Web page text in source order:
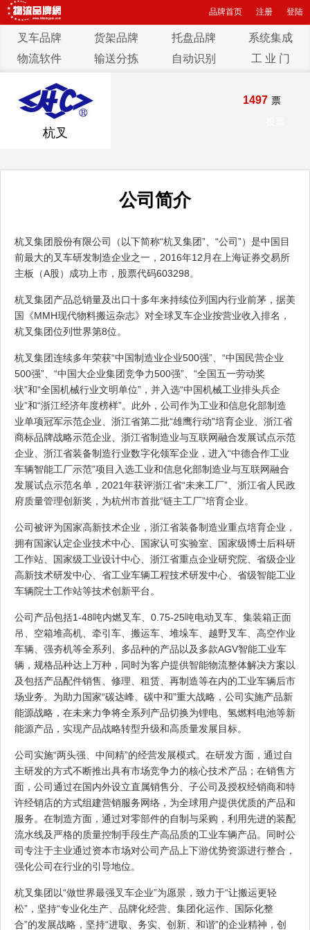
品牌首页 注册 登陆
叉车品牌 货架品牌 托盘品牌
系统集成
物流软件
输送分拣 自动识别 工 业 门
杭叉
1497 票
公司简介
杭叉集团股份有限公司（以下简称“杭叉集团”、“公司”）是中国目
前最大的叉车研发制造企业之一，2016年12月在上海证券交易所
主板（A股）成功上市，股票代码603298。
杭叉集团产品总销量及出口十多年来持续位列国内行业前茅，据美
国《MMH现代物料搬运杂志》对全球叉车企业按营业收入排名，
杭叉集团位列世界第8位。
杭叉集团连续多年荣获“中国制造业企业500强”、“中国民营企业
500强”、“中国大企业集团竞争力500强”、“全国五一劳动奖
状”和“全国机械行业文明单位”，并入选“中国机械工业排头兵企
业”和“浙江经济年度榜样”。此外，公司作为工业和信息化部制造
业单项冠军示范企业、浙江省第二批“雄鹰行动”培育企业、浙江省
商标品牌战略示范企业、浙江省制造业与互联网融合发展试点示范
企业、浙江省装备制造行业数字化领军企业，进入“中德合作工业
车辆智能工厂示范”项目入选工业和信息化部制造业与互联网融合
发展试点示范名单，2021年获评浙江省“未来工厂”、浙江省人民政
府质量管理创新奖，为杭州市首批“链主工厂”培育企业。
公司被评为国家高新技术企业，浙江省装备制造业重点培育企业，
拥有国家认定企业技术中心、国家认可实验室、国家级博士后科研
工作站、国家级工业设计中心、浙江省重点企业研究院、省级企业
高新技术研发中心、省工业车辆工程技术研发中心、省级智能工业
车辆院士工作站等技术创新平台。
公司产品包括1-48吨内燃叉车、0.75-25吨电动叉车、集装箱正面
吊、空箱堆高机、牵引车、搬运车、堆垛车、越野叉车、高空作业
车辆、强夯机等全系列、多品种的产品以及多款AGV智能工业车
辆，规格品种达上万种，同时为客户提供智能物流整体解决方案以
及包括产品配件销售、修理、租赁、再制造等在内的工业车辆后市
场业务。为助力国家“碳达峰、碳中和”重大战略，公司实施产品新
能源战略，在未来力争将全系列产品切换为锂电、氢燃料电池等新
能源产品，实现产品战略转型升级和高质量发展目标。
公司实施“两头强、中间精”的经营发展模式。在研发方面，通过自
主研发的方式不断推出具有市场竞争力的核心技术产品；在销售方
面，公司通过在国内外设立直属销售分、子公司及授权经销商和特
许经销店的方式组建营销服务网络，为全球用户提供优质的产品和
服务。在制造方面，通过对零部件的自制与采购，利用先进的装配
流水线及严格的质量控制手段生产高品质的工业车辆产品。同时公
司专注于主业通过资本市场对公司产品上下游优势资源进行整合，
强化公司在行业的引导地位。
杭叉集团以“做世界最强叉车企业”为愿景，致力于“让搬运更轻
松”，坚持“专业化生产、品牌化经营、集团化运作、国际化整
合”的发展战略，坚持“进取、务实、创新、和谐”的企业精神，创